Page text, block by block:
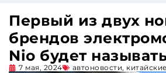
Первый из двух
брендов
Nio будет
7 мая, 2024 автоновости,